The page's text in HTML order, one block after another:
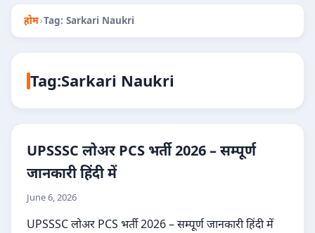
होम›Tag: Sarkari Naukri
Tag:Sarkari Naukri
UPSSSC लोअर PCS भर्ती 2026 – सम्पूर्ण
जानकारी हिंदी में
June 6, 2026
UPSSSC लोअर PCS भर्ती 2026 – सम्पूर्ण जानकारी हिंदी में